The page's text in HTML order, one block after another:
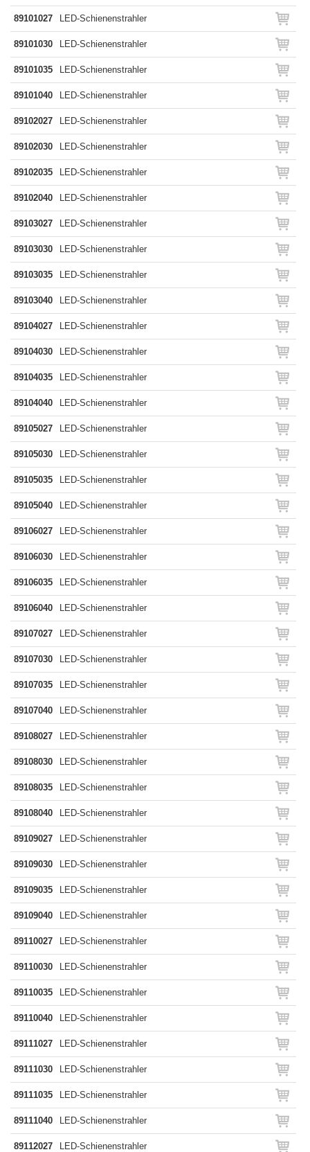
89101027 LED-Schienenstrahler
89101030 LED-Schienenstrahler
89101035 LED-Schienenstrahler
89101040 LED-Schienenstrahler
89102027 LED-Schienenstrahler
89102030 LED-Schienenstrahler
89102035 LED-Schienenstrahler
89102040 LED-Schienenstrahler
89103027 LED-Schienenstrahler
89103030 LED-Schienenstrahler
89103035 LED-Schienenstrahler
89103040 LED-Schienenstrahler
89104027 LED-Schienenstrahler
89104030 LED-Schienenstrahler
89104035 LED-Schienenstrahler
89104040 LED-Schienenstrahler
89105027 LED-Schienenstrahler
89105030 LED-Schienenstrahler
89105035 LED-Schienenstrahler
89105040 LED-Schienenstrahler
89106027 LED-Schienenstrahler
89106030 LED-Schienenstrahler
89106035 LED-Schienenstrahler
89106040 LED-Schienenstrahler
89107027 LED-Schienenstrahler
89107030 LED-Schienenstrahler
89107035 LED-Schienenstrahler
89107040 LED-Schienenstrahler
89108027 LED-Schienenstrahler
89108030 LED-Schienenstrahler
89108035 LED-Schienenstrahler
89108040 LED-Schienenstrahler
89109027 LED-Schienenstrahler
89109030 LED-Schienenstrahler
89109035 LED-Schienenstrahler
89109040 LED-Schienenstrahler
89110027 LED-Schienenstrahler
89110030 LED-Schienenstrahler
89110035 LED-Schienenstrahler
89110040 LED-Schienenstrahler
89111027 LED-Schienenstrahler
89111030 LED-Schienenstrahler
89111035 LED-Schienenstrahler
89111040 LED-Schienenstrahler
89112027 LED-Schienenstrahler